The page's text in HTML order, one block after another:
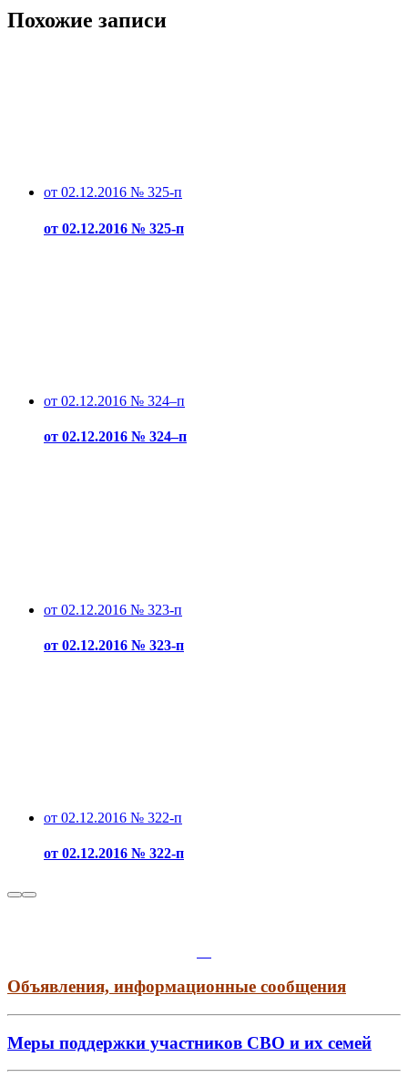
Похожие записи
от 02.12.2016 № 325-п
от 02.12.2016 № 325-п
от 02.12.2016 № 324–п
от 02.12.2016 № 324–п
от 02.12.2016 № 323-п
от 02.12.2016 № 323-п
от 02.12.2016 № 322-п
от 02.12.2016 № 322-п
Объявления, информационные сообщения
Меры поддержки участников СВО и их семей